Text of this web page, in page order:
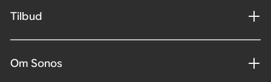
Tilbud
Om Sonos